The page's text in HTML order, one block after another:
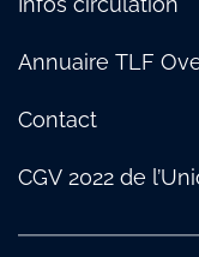
Annuaire TLF
Contact
CGV 2022 de